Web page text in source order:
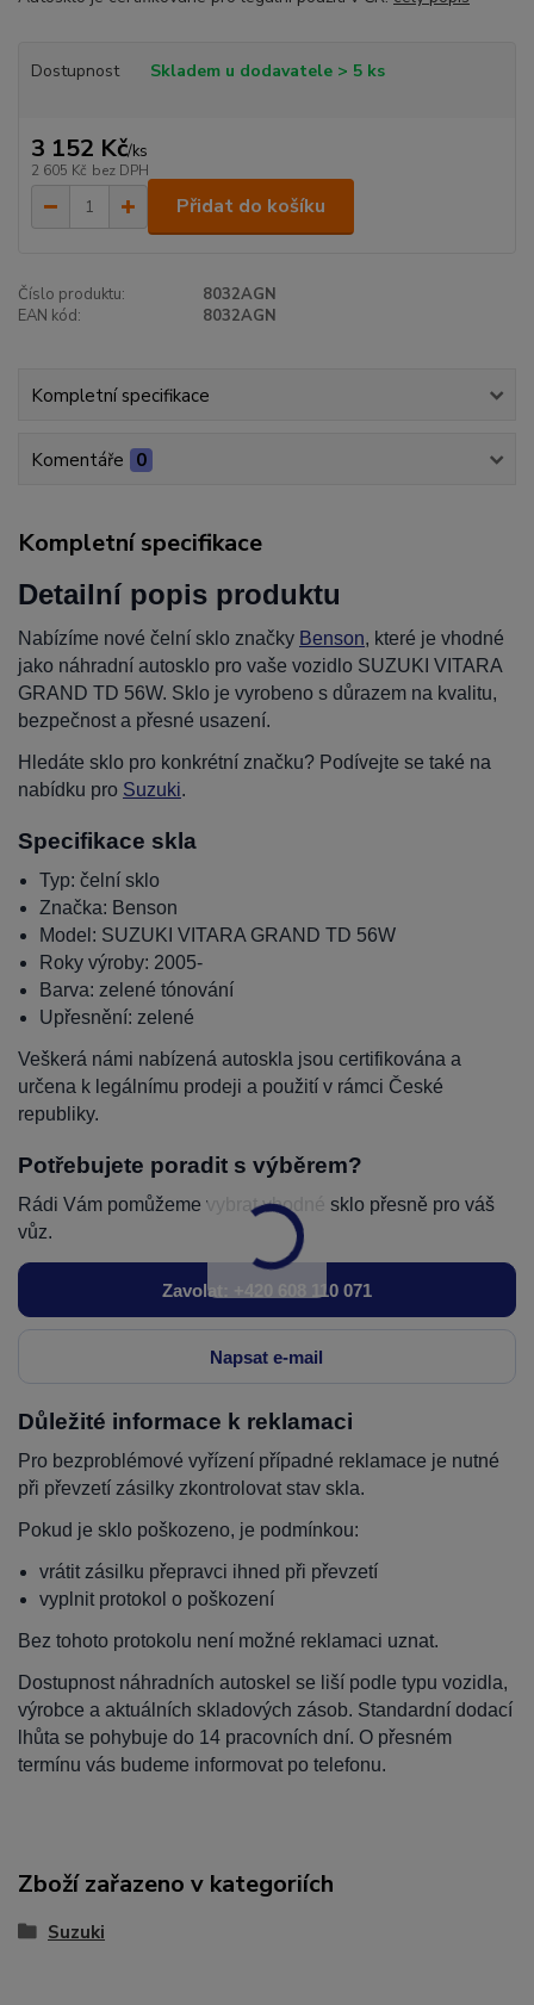
Dostupnost Skladem u dodavatele > 5 ks
3 152 Kč/ks
2 605 Kč bez DPH
Přidat do košíku
Číslo produktu:
8032AGN
EAN kód:
8032AGN
Kompletní specifikace
Komentáře 0
Kompletní specifikace
Detailní popis produktu
Nabízíme nové čelní sklo značky Benson, které je vhodné
jako náhradní autosklo pro vaše vozidlo SUZUKI VITARA
GRAND TD 56W. Sklo je vyrobeno s důrazem na kvalitu,
bezpečnost a přesné usazení.
Hledáte sklo pro konkrétní značku? Podívejte se také na
nabídku pro Suzuki.
Specifikace skla
Typ: čelní sklo
Značka: Benson
Model: SUZUKI VITARA GRAND TD 56W
Roky výroby: 2005-
Barva: zelené tónování
Upřesnění: zelené
Veškerá námi nabízená autoskla jsou certifikována a
určena k legálnímu prodeji a použití v rámci České
republiky.
Potřebujete poradit s výběrem?
Rádi Vám pomůžeme vybrat vhodné sklo přesně pro váš
vůz.
Zavolat: +420 608 110 071
Napsat e-mail
Důležité informace k reklamaci
Pro bezproblémové vyřízení případné reklamace je nutné
při převzetí zásilky zkontrolovat stav skla.
Pokud je sklo poškozeno, je podmínkou:
vrátit zásilku přepravci ihned při převzetí
vyplnit protokol o poškození
Bez tohoto protokolu není možné reklamaci uznat.
Dostupnost náhradních autoskel se liší podle typu vozidla,
výrobce a aktuálních skladových zásob. Standardní dodací
lhůta se pohybuje do 14 pracovních dní. O přesném
termínu vás budeme informovat po telefonu.
Zboží zařazeno v kategoriích
Suzuki